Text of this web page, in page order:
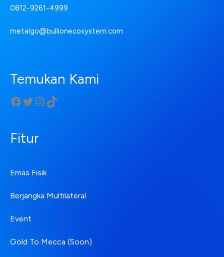
0812-9261-4999
metalgo@bullionecosystem.com
Temukan Kami
Fitur
Emas Fisik
Berjangka Multilateral
Event
Gold To Mecca (Soon)